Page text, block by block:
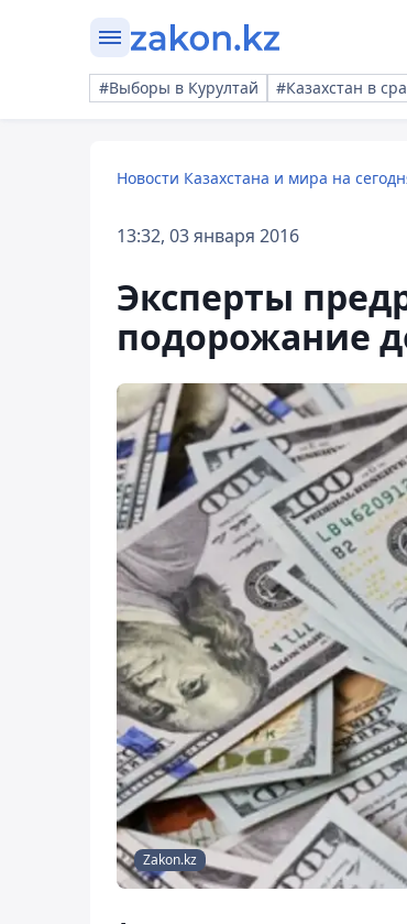
#Выборы в Курултай #Казахстан в
Новости Казахстана и мира на
13:32, 03 января 2016
Эксперты
подорожание
Zakon.kz